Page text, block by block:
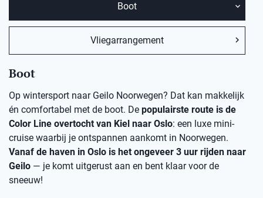
Boot
Vliegarrangement
Boot
Op wintersport naar Geilo Noorwegen? Dat kan makkelijk
én comfortabel met de boot. De populairste route is de
Color Line overtocht van Kiel naar Oslo: een luxe mini-
cruise waarbij je ontspannen aankomt in Noorwegen.
Vanaf de haven in Oslo is het ongeveer 3 uur rijden naar
Geilo — je komt uitgerust aan en bent klaar voor de
sneeuw!